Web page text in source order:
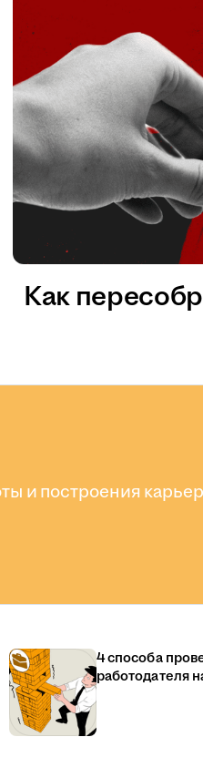
Как
и построения
4 способа
работодателя